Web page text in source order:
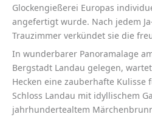
Glockengießerei Europas
angefertigt wurde. Nach jedem
Trauzimmer verkündet sie die
In wunderbarer Panoramalage
Bergstadt Landau gelegen,
Hecken eine zauberhafte Kulisse
Schloss Landau mit idyllischem
jahrhundertealtem